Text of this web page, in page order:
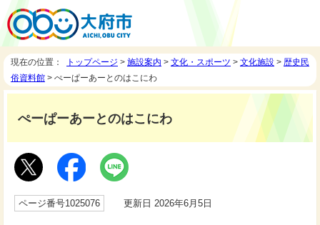
現在の位置： トップページ > 施設案内 > 文化・スポーツ > 文化施設 > 歴史民
俗資料館 > ぺーぱーあーとのはこにわ
ぺーぱーあーとのはこにわ
ページ番号1025076 更新日 2026年6月5日